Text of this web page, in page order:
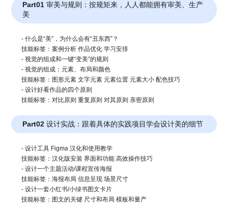
Part01 审美与规则：按规矩来，人人都能拥有审美、生产
美
- 什么是“美”，为什么会有“丑东西”？
技能标签：案例分析 作品优化 学习安排
- 视觉的组成和一键“变美”的规则
- 视觉的组成：元素、布局和颜色
技能标签：图形元素 文字元素 元素位置 元素大小 配色技巧
- 设计好看作品的四个原则
技能标签：对比原则 重复原则 对其原则 亲密原则
Part02 设计实战：跟着具体的实践项目学会设计美的细节
- 设计工具 Figma 汉化和使用教学
技能标签：汉化版安装 界面和功能 高效操作技巧
- 设计一个主题活动/课程宣传海报
技能标签：海报布局 信息呈现 场景尺寸
- 设计一套小红书/小绿书图文卡片
技能标签：图文的关键 尺寸和布局 模板和量产